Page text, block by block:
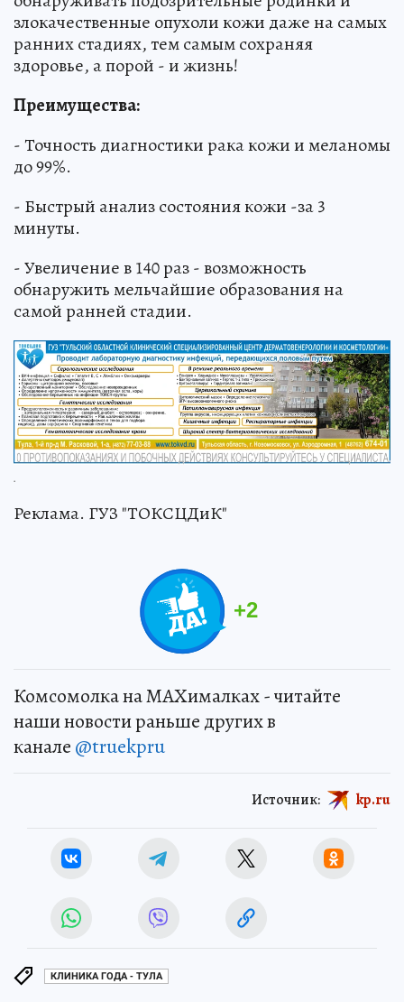
злокачественные опухоли кожи даже на самых
ранних стадиях, тем самым сохраняя
здоровье, а порой - и жизнь!
Преимущества:
- Точность диагностики рака кожи и меланомы
до 99%.
- Быстрый анализ состояния кожи -за 3
минуты.
- Увеличение в 140 раз - возможность
обнаружить мельчайшие образования на
самой ранней стадии.
.
Реклама. ГУЗ "ТОКСЦДиК"
+2
Комсомолка на MAXималках - читайте
наши новости раньше других в
канале @truekpru
Источник: kp.ru
КЛИНИКА ГОДА - ТУЛА